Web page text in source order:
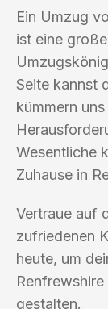
Ein Umzug
ist eine
Seite kannst
kümmern
Wesentliche
Zuhause in
Vertraue auf
zufriedenen
heute, um
gestalten.